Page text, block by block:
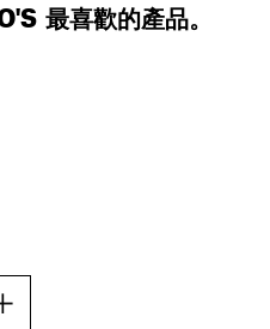
最喜歡的產品。